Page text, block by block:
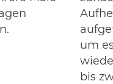
um
bis